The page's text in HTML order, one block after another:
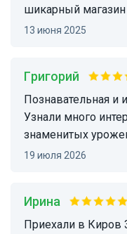
шикарный магазин
13 июня 2025
Григорий
Познавательная и интересная прогулка по Кирову.
Узнали много
знаменитых
19 июля 2026
Ирина
Приехали в Киров 31-го и, можно сказать, прямо